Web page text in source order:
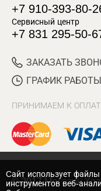
+7 910-393-80-
Сервисный центр
+7 831 295-50-
ЗАКАЗАТЬ
ГРАФИК РАБОТЫ
ПРИНИМАЕМ К
© 2017 Магазин
Cайт использует
инструментов веб-